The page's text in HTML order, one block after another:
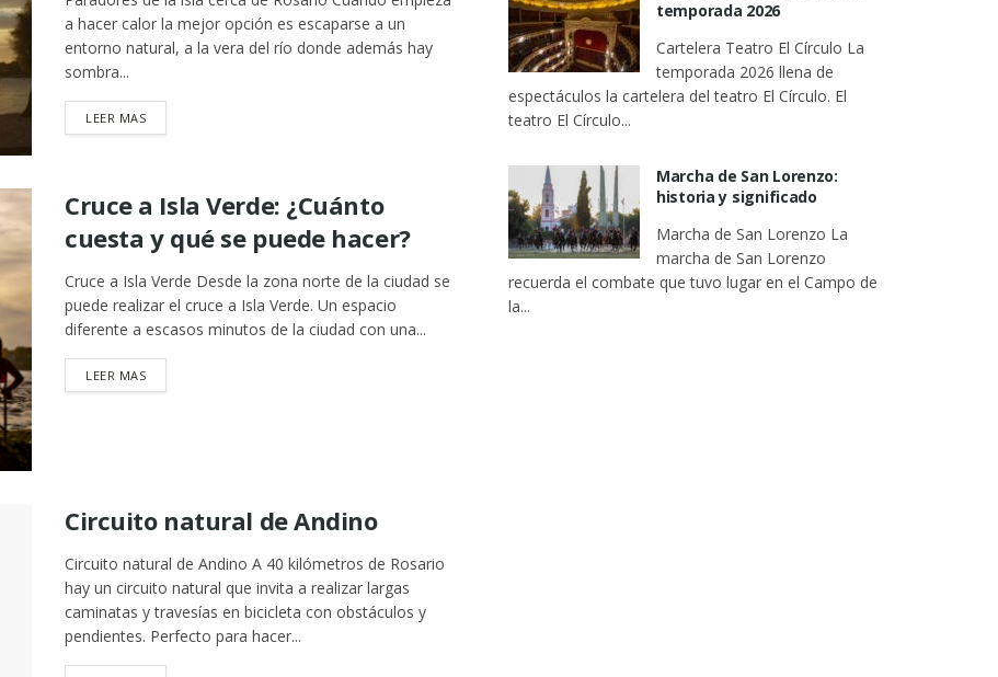
a hacer calor la mejor opción es escaparse a un
entorno natural, a la vera del río donde además hay
sombra...
LEER MASDETAILS
Cruce a Isla Verde: ¿Cuánto
cuesta y qué se puede hacer?
Cruce a Isla Verde Desde la zona norte de la ciudad se
puede realizar el cruce a Isla Verde. Un espacio
diferente a escasos minutos de la ciudad con una...
LEER MASDETAILS
Circuito natural de Andino
Circuito natural de Andino A 40 kilómetros de Rosario
hay un circuito natural que invita a realizar largas
caminatas y travesías en bicicleta con obstáculos y
pendientes. Perfecto para hacer...
temporada 2026
Cartelera Teatro El Círculo La
temporada 2026 llena de
espectáculos la cartelera del teatro El Círculo. El
teatro El Círculo...
Marcha de San Lorenzo:
historia y significado
Marcha de San Lorenzo La
marcha de San Lorenzo
recuerda el combate que tuvo lugar en el Campo de
la...